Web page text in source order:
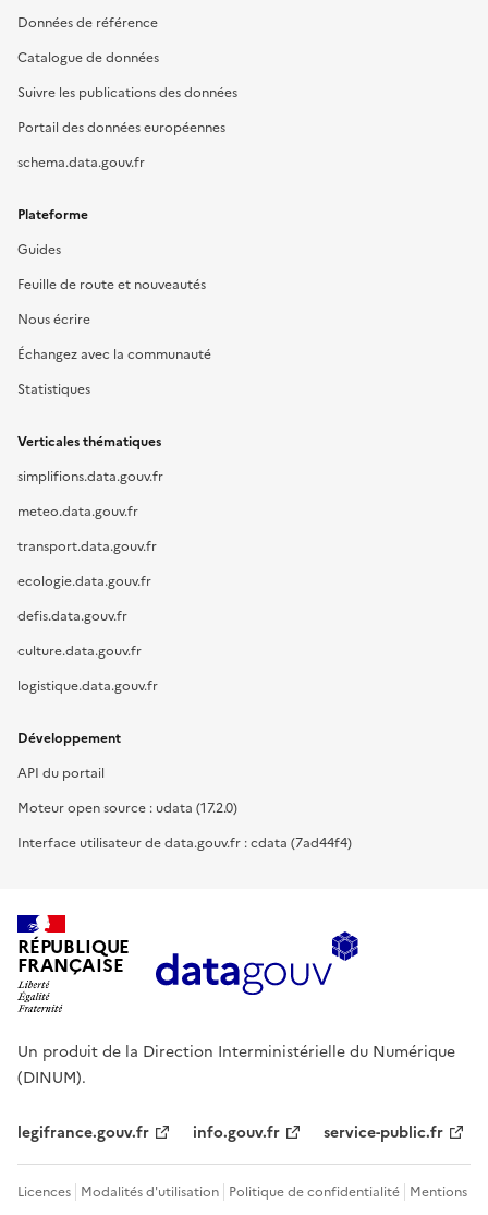
Données de référence
Catalogue de données
Suivre les publications des données
Portail des données européennes
schema.data.gouv.fr
Plateforme
Guides
Feuille de route et nouveautés
Nous écrire
Échangez avec la communauté
Statistiques
Verticales thématiques
simplifions.data.gouv.fr
meteo.data.gouv.fr
transport.data.gouv.fr
ecologie.data.gouv.fr
defis.data.gouv.fr
culture.data.gouv.fr
logistique.data.gouv.fr
Développement
API du portail
Moteur open source : udata (17.2.0)
Interface utilisateur de data.gouv.fr : cdata (7ad44f4)
RÉPUBLIQUE
FRANÇAISE
Un produit de la Direction Interministérielle du Numérique
(DINUM).
legifrance.gouv.fr info.gouv.fr service-public.fr
Licences Modalités d'utilisation Politique de confidentialité Mentions